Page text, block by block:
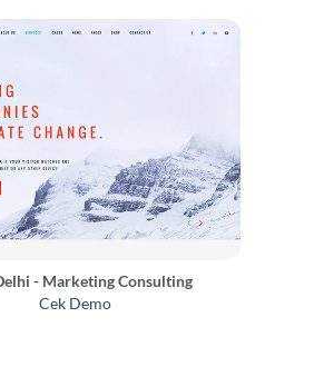
- Marketing Consulting
Cek Demo